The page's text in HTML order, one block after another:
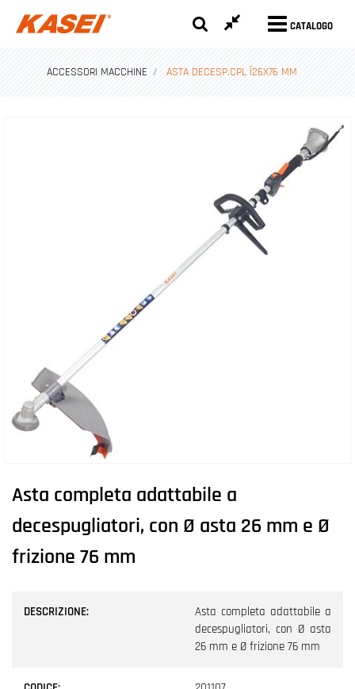
CATALOGO
ACCESSORI MACCHINE ASTA DECESP.CPL Ï26X76 MM
Asta completa adattabile a
decespugliatori, con Ø asta 26 mm e Ø
frizione 76 mm
DESCRIZIONE:
Asta completa adattabile a
decespugliatori, con Ø asta
26 mm e Ø frizione 76 mm